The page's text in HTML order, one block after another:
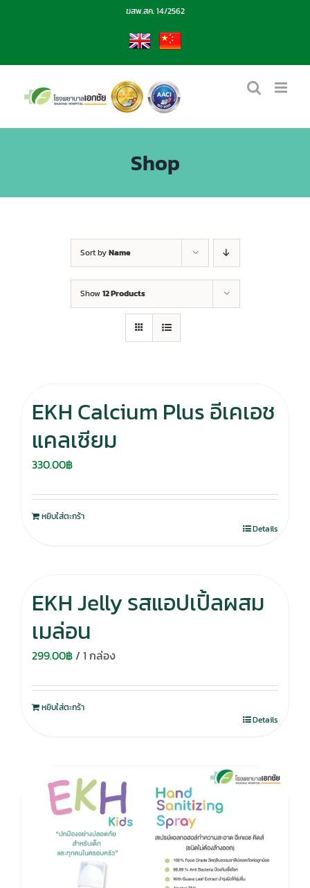
ฆสพ.สค. 14/2562
EN CN
Shop
Sort byName
Show12 Products
EKH Calcium Plus อีเคเอช
แคลเซียม
330.00฿
หยิบใส่ตะกร้า
Details
EKH Jelly รสแอปเปิ้ลผสม
เมล่อน
299.00฿/ 1 กล่อง
หยิบใส่ตะกร้า
Details